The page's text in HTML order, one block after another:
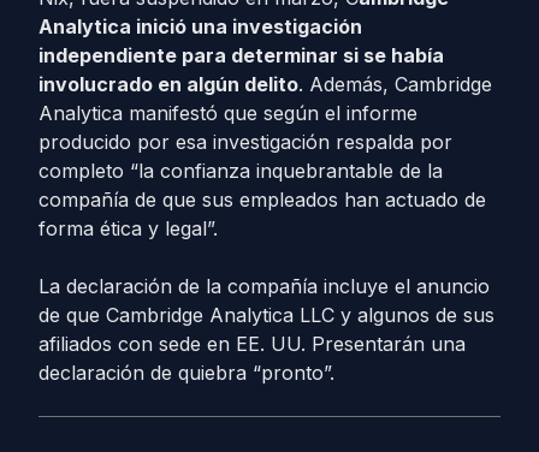
Analytica inició una investigación
independiente para determinar si se había
involucrado en algún delito. Además, Cambridge
Analytica manifestó que según el informe
producido por esa investigación respalda por
completo “la confianza inquebrantable de la
compañía de que sus empleados han actuado de
forma ética y legal”.
La declaración de la compañía incluye el anuncio
de que Cambridge Analytica LLC y algunos de sus
afiliados con sede en EE. UU. Presentarán una
declaración de quiebra “pronto”.